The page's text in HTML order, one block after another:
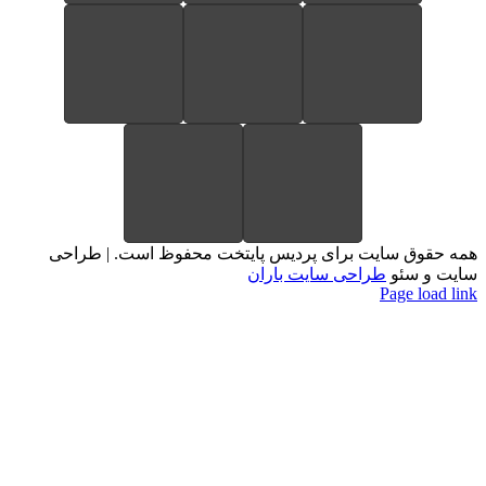
برای پردیس پایتخت محفوظ است. | طراحی
طراحی سایت باران